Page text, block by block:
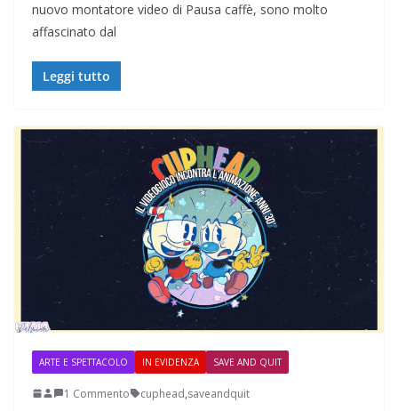
nuovo montatore video di Pausa caffè, sono molto
affascinato dal
Leggi tutto
ARTE E SPETTACOLO IN EVIDENZA SAVE AND QUIT
1 Commento cuphead,saveandquit